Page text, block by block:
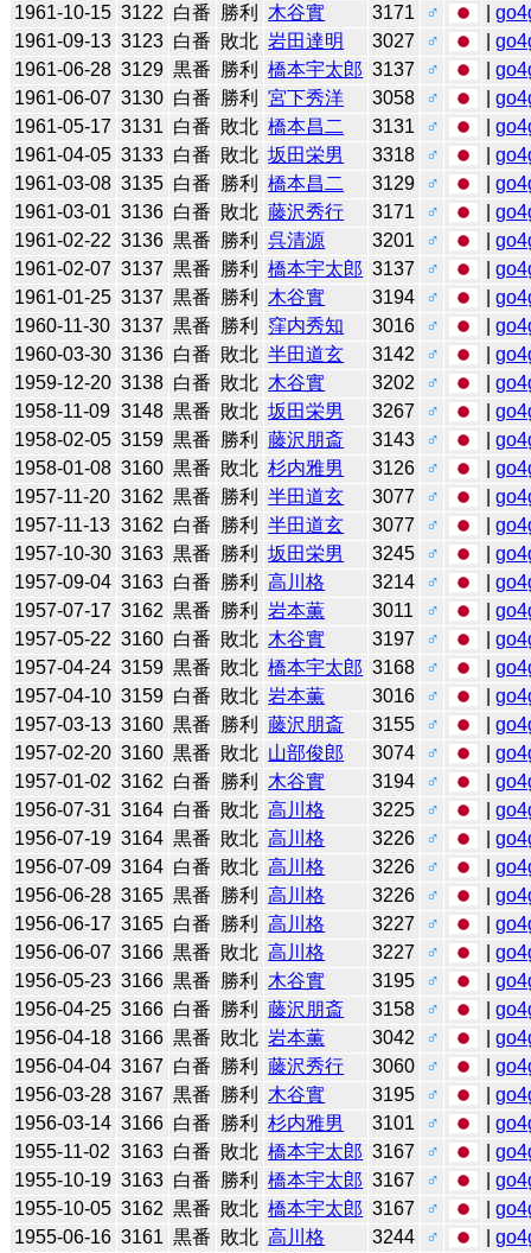
1961-10-15 3122 白番 勝利 木谷實 3171 ♂ |
1961-09-13 3123 白番 敗北 岩田達明 3027 ♂ |
1961-06-28 3129 黒番 勝利 橋本宇太郎 3137 ♂ |
1961-06-07 3130 白番 勝利 宮下秀洋 3058 ♂ |
1961-05-17 3131 白番 敗北 橋本昌二 3131 ♂ |
1961-04-05 3133 白番 敗北 坂田栄男 3318 ♂ |
1961-03-08 3135 白番 勝利 橋本昌二 3129 ♂ |
1961-03-01 3136 白番 敗北 藤沢秀行 3171 ♂ |
1961-02-22 3136 黒番 勝利 呉清源 3201 ♂ |
1961-02-07 3137 黒番 勝利 橋本宇太郎 3137 ♂ |
1961-01-25 3137 黒番 勝利 木谷實 3194 ♂ |
1960-11-30 3137 黒番 勝利 窪内秀知 3016 ♂ |
1960-03-30 3136 白番 敗北 半田道玄 3142 ♂ |
1959-12-20 3138 白番 敗北 木谷實 3202 ♂ |
1958-11-09 3148 黒番 敗北 坂田栄男 3267 ♂ |
1958-02-05 3159 黒番 勝利 藤沢朋斎 3143 ♂ |
1958-01-08 3160 黒番 敗北 杉内雅男 3126 ♂ |
1957-11-20 3162 黒番 勝利 半田道玄 3077 ♂ |
1957-11-13 3162 白番 勝利 半田道玄 3077 ♂ |
1957-10-30 3163 黒番 勝利 坂田栄男 3245 ♂ |
1957-09-04 3163 白番 勝利 高川格 3214 ♂ |
1957-07-17 3162 黒番 勝利 岩本薫 3011 ♂ |
1957-05-22 3160 白番 敗北 木谷實 3197 ♂ |
1957-04-24 3159 黒番 敗北 橋本宇太郎 3168 ♂ |
1957-04-10 3159 白番 敗北 岩本薫 3016 ♂ |
1957-03-13 3160 黒番 勝利 藤沢朋斎 3155 ♂ |
1957-02-20 3160 黒番 敗北 山部俊郎 3074 ♂ |
1957-01-02 3162 白番 勝利 木谷實 3194 ♂ |
1956-07-31 3164 白番 敗北 高川格 3225 ♂ |
1956-07-19 3164 黒番 敗北 高川格 3226 ♂ |
1956-07-09 3164 白番 敗北 高川格 3226 ♂ |
1956-06-28 3165 黒番 勝利 高川格 3226 ♂ |
1956-06-17 3165 白番 勝利 高川格 3227 ♂ |
1956-06-07 3166 黒番 敗北 高川格 3227 ♂ |
1956-05-23 3166 黒番 勝利 木谷實 3195 ♂ |
1956-04-25 3166 白番 勝利 藤沢朋斎 3158 ♂ |
1956-04-18 3166 黒番 敗北 岩本薫 3042 ♂ |
1956-04-04 3167 白番 勝利 藤沢秀行 3060 ♂ |
1956-03-28 3167 黒番 勝利 木谷實 3195 ♂ |
1956-03-14 3166 白番 勝利 杉内雅男 3101 ♂ |
1955-11-02 3163 白番 敗北 橋本宇太郎 3167 ♂ |
1955-10-19 3163 白番 勝利 橋本宇太郎 3167 ♂ |
1955-10-05 3162 黒番 敗北 橋本宇太郎 3167 ♂ |
1955-06-16 3161 黒番 敗北 高川格 3244 ♂ |